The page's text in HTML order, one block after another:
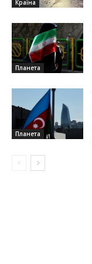
Країна
Планета
Планета